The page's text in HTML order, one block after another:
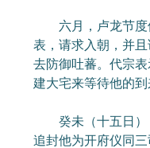
六月，卢龙节度
表，请求入朝，并
去防御吐蕃。代宗
建大宅来等待他的到
癸未（十五日）
追封他为开府仪同